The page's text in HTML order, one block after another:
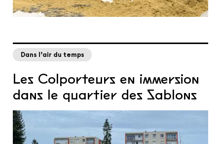
Dans l’air du temps
Les Colporteurs en immersion
dans le quartier des Sablons